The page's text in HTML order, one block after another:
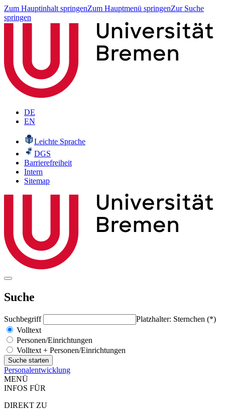
Zum Hauptinhalt springenZum Hauptmenü springenZur Suche
springen
DE
EN
Leichte Sprache
DGS
Barrierefreiheit
Intern
Sitemap
Suche
Suchbegriff
Platzhalter: Sternchen (*)
Volltext
Personen/Einrichtungen
Volltext + Personen/Einrichtungen
Personalentwicklung
MENÜ
INFOS FÜR
DIREKT ZU